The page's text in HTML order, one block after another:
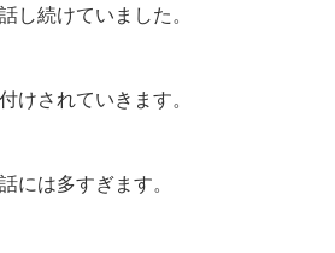
し続けていました。
けされていきます。
には多すぎます。